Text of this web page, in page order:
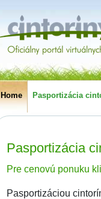
Home Pasportizácia
Pasportizácia
Pre cenovú ponuku
Pasportizáciou